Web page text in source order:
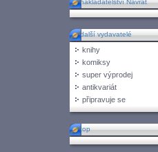
nakladatelství Návrat
další vydavatelé
knihy
komiksy
super výprodej
antikvariát
připravuje se
top